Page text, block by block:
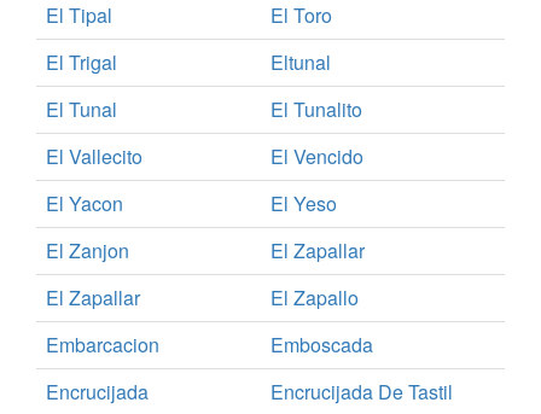
El Tipal
El Toro
El Trigal
Eltunal
El Tunal
El Tunalito
El Vallecito
El Vencido
El Yacon
El Yeso
El Zanjon
El Zapallar
El Zapallar
El Zapallo
Embarcacion
Emboscada
Encrucijada
Encrucijada De Tastil